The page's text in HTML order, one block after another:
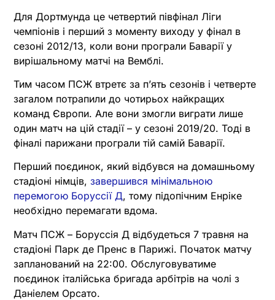
Для Дортмунда це четвертий півфінал Ліги
чемпіонів і перший з моменту виходу у фінал в
сезоні 2012/13, коли вони програли Баварії у
вирішальному матчі на Вемблі.
Тим часом ПСЖ втретє за п’ять сезонів і четверте
загалом потрапили до чотирьох найкращих
команд Європи. Але вони змогли виграти лише
один матч на цій стадії – у сезоні 2019/20. Тоді в
фіналі парижани програли тій самій Баварії.
Перший поєдинок, який відбувся на домашньому
стадіоні німців, завершився мінімальною
перемогою Боруссії Д, тому підопічним Енріке
необхідно перемагати вдома.
Матч ПСЖ – Боруссія Д відбудеться 7 травня на
стадіоні Парк де Пренс в Парижі. Початок матчу
запланований на 22:00. Обслуговуватиме
поєдинок італійська бригада арбітрів на чолі з
Даніелем Орсато.